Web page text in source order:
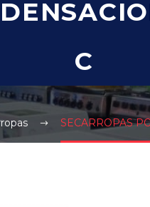
C
SECARROPAS